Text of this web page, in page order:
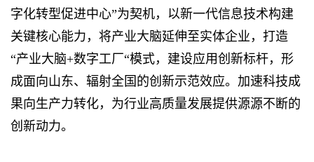
字化转型促进中心”为契机，以新一代信息技术构建
关键核心能力，将产业大脑延伸至实体企业，打造
“产业大脑+数字工厂“模式，建设应用创新标杆，形
成面向山东、辐射全国的创新示范效应。加速科技成
果向生产力转化，为行业高质量发展提供源源不断的
创新动力。